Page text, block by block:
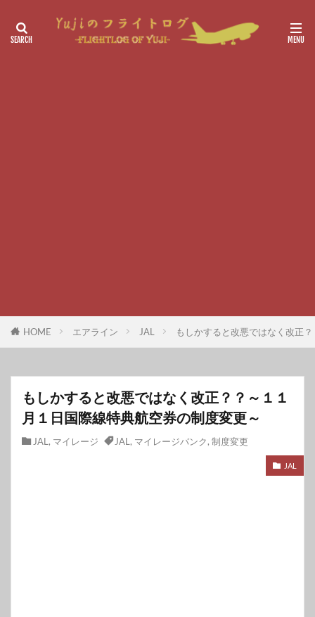
HOME エアライン JAL もしかすると改悪ではなく改正
もしかすると改悪ではなく改正？？～１１
月１日国際線特典航空券の制度変更～
JAL , マイレージ JAL , マイレージバンク, 制度変更
JAL